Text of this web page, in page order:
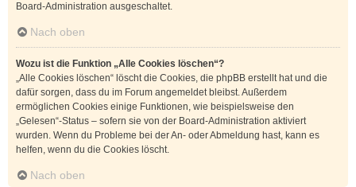
Board-Administration ausgeschaltet.
Nach oben
Wozu ist die Funktion „Alle Cookies löschen“?
„Alle Cookies löschen“ löscht die Cookies, die phpBB erstellt hat und die
dafür sorgen, dass du im Forum angemeldet bleibst. Außerdem
ermöglichen Cookies einige Funktionen, wie beispielsweise den
„Gelesen“-Status – sofern sie von der Board-Administration aktiviert
wurden. Wenn du Probleme bei der An- oder Abmeldung hast, kann es
helfen, wenn du die Cookies löscht.
Nach oben